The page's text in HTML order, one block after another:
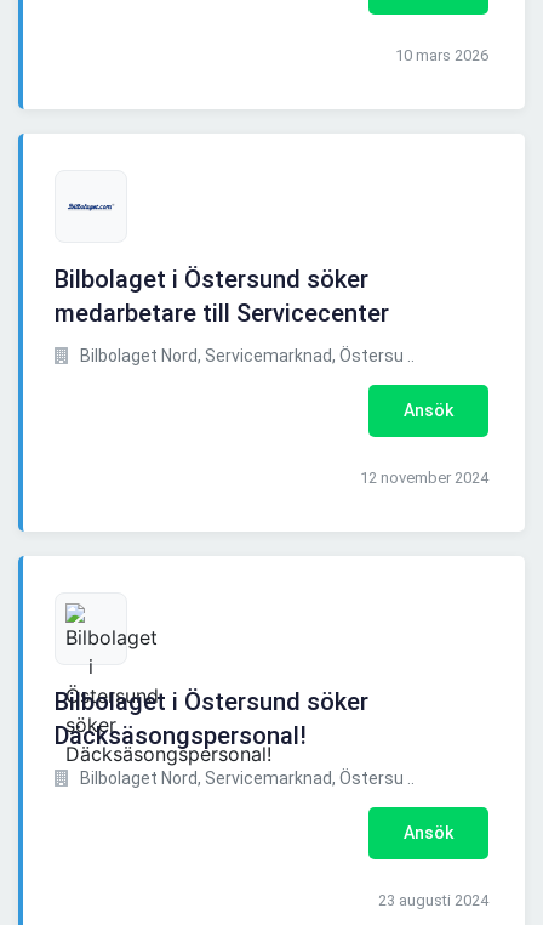
10 mars 2026
Bilbolaget i Östersund söker
medarbetare till Servicecenter
Bilbolaget Nord, Servicemarknad, Östersu ..
Ansök
12 november 2024
Bilbolaget i Östersund söker
Däcksäsongspersonal!
Bilbolaget Nord, Servicemarknad, Östersu ..
Ansök
23 augusti 2024